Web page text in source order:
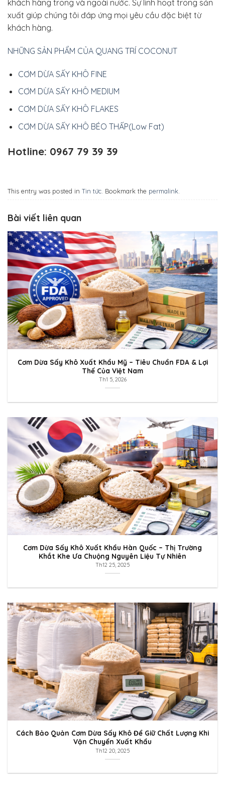
khách hàng trong và ngoài nước. Sự linh hoạt trong sản
xuất giúp chúng tôi đáp ứng mọi yêu cầu đặc biệt từ
khách hàng.
NHỮNG SẢN PHẨM CỦA QUANG TRÍ COCONUT
CƠM DỪA SẤY KHÔ FINE
CƠM DỪA SẤY KHÔ MEDIUM
CƠM DỪA SẤY KHÔ FLAKES
CƠM DỪA SẤY KHÔ BÉO THẤP(Low Fat)
Hotline: 0967 79 39 39
This entry was posted in Tin tức . Bookmark the permalink
Bài viết liên quan
Cơm Dừa Sấy Khô Xuất Khẩu Mỹ – Tiêu Chuẩn FDA & Lợi
Thế Của Việt Nam
Th1 5, 2026
Cơm Dừa Sấy Khô Xuất Khẩu Hàn Quốc – Thị Trường
Khắt Khe Ưa Chuộng Nguyên Liệu Tự Nhiên
Th12 25, 2025
Cách Bảo Quản Cơm Dừa Sấy Khô Để Giữ Chất Lượng Khi
Vận Chuyển Xuất Khẩu
Th12 20, 2025